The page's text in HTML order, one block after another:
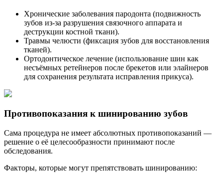
Хронические заболевания пародонта (подвижность
зубов из‑за разрушения связочного аппарата и
деструкции костной ткани).
Травмы челюсти (фиксация зубов для восстановления
тканей).
Ортодонтическое лечение (использование шин как
несъёмных ретейнеров после брекетов или элайнеров
для сохранения результата исправления прикуса).
Противопоказания к шинированию зубов
Сама процедура не имеет абсолютных противопоказаний —
решение о её целесообразности принимают после
обследования.
Факторы, которые могут препятствовать шинированию: